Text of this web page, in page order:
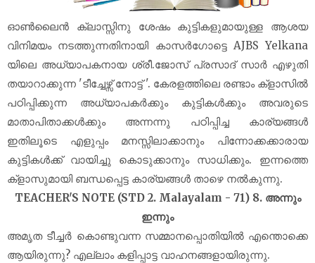
ഓൺലൈൻ ക്ലാസ്സിനു ശേഷം കുട്ടികളുമായുള്ള ആശയ
വിനിമയം നടത്തുന്നതിനായി കാസർഗോട്ടെ AJBS Yelkana
യിലെ അധ്യാപകനായ ശ്രീ.ജോസ് പ്രസാദ് സാർ എഴുതി
തയാറാക്കുന്ന 'ടീച്ചേഴ്സ് നോട്ട് '. കേരളത്തിലെ രണ്ടാം ക്‌ളാസിൽ
പഠിപ്പിക്കുന്ന അധ്യാപകർക്കും കുട്ടികൾക്കും അവരുടെ
മാതാപിതാക്കൾക്കും അന്നന്നു പഠിപ്പിച്ച കാര്യങ്ങൾ
ഇതിലൂടെ എളുപ്പം മനസ്സിലാക്കാനും പിന്നോക്കക്കാരായ
കുട്ടികൾക്ക് വായിച്ചു കൊടുക്കാനും സാധിക്കും. ഇന്നത്തെ
ക്‌ളാസുമായി ബന്ധപ്പെട്ട കാര്യങ്ങൾ താഴെ നൽകുന്നു.
TEACHER'S NOTE (STD 2. Malayalam - 71) 8. അന്നും
ഇന്നും
അമൃത ടീച്ചർ കൊണ്ടുവന്ന സമ്മാനപ്പൊതിയിൽ എന്തൊക്കെ
ആയിരുന്നു? എല്ലാം കളിപ്പാട്ട വാഹനങ്ങളായിരുന്നു.